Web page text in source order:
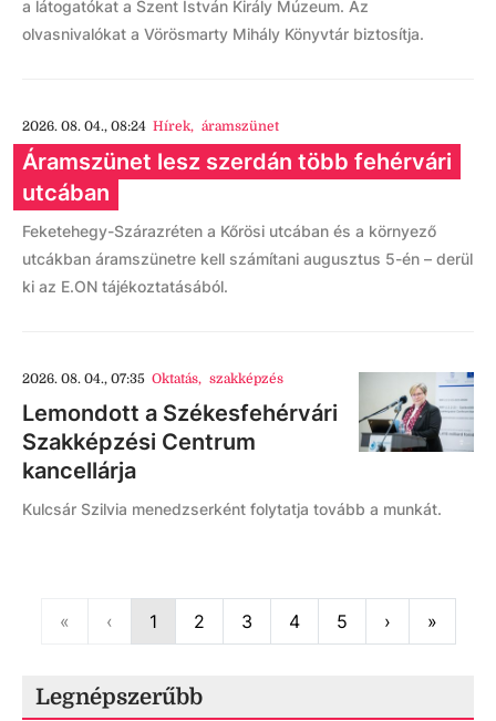
a látogatókat a Szent István Király Múzeum. Az
olvasnivalókat a Vörösmarty Mihály Könyvtár biztosítja.
2026. 08. 04., 08:24 Hírek, áramszünet
Áramszünet lesz szerdán több fehérvári
utcában
Feketehegy-Szárazréten a Kőrösi utcában és a környező
utcákban áramszünetre kell számítani augusztus 5-én – derül
ki az E.ON tájékoztatásából.
2026. 08. 04., 07:35 Oktatás, szakképzés
Lemondott a Székesfehérvári
Szakképzési Centrum
kancellárja
Kulcsár Szilvia menedzserként folytatja tovább a munkát.
« ‹Previous
1 2 3 4 5 ›Next»Last
Legnépszerűbb